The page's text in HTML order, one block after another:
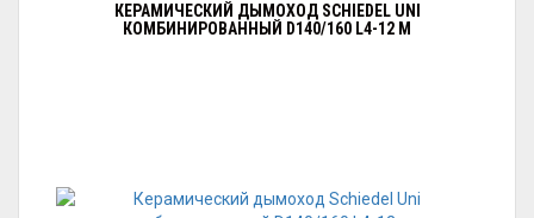
КЕРАМИЧЕСКИЙ ДЫМОХОД SCHIEDEL UNI
КОМБИНИРОВАННЫЙ D140/160 L4-12 М